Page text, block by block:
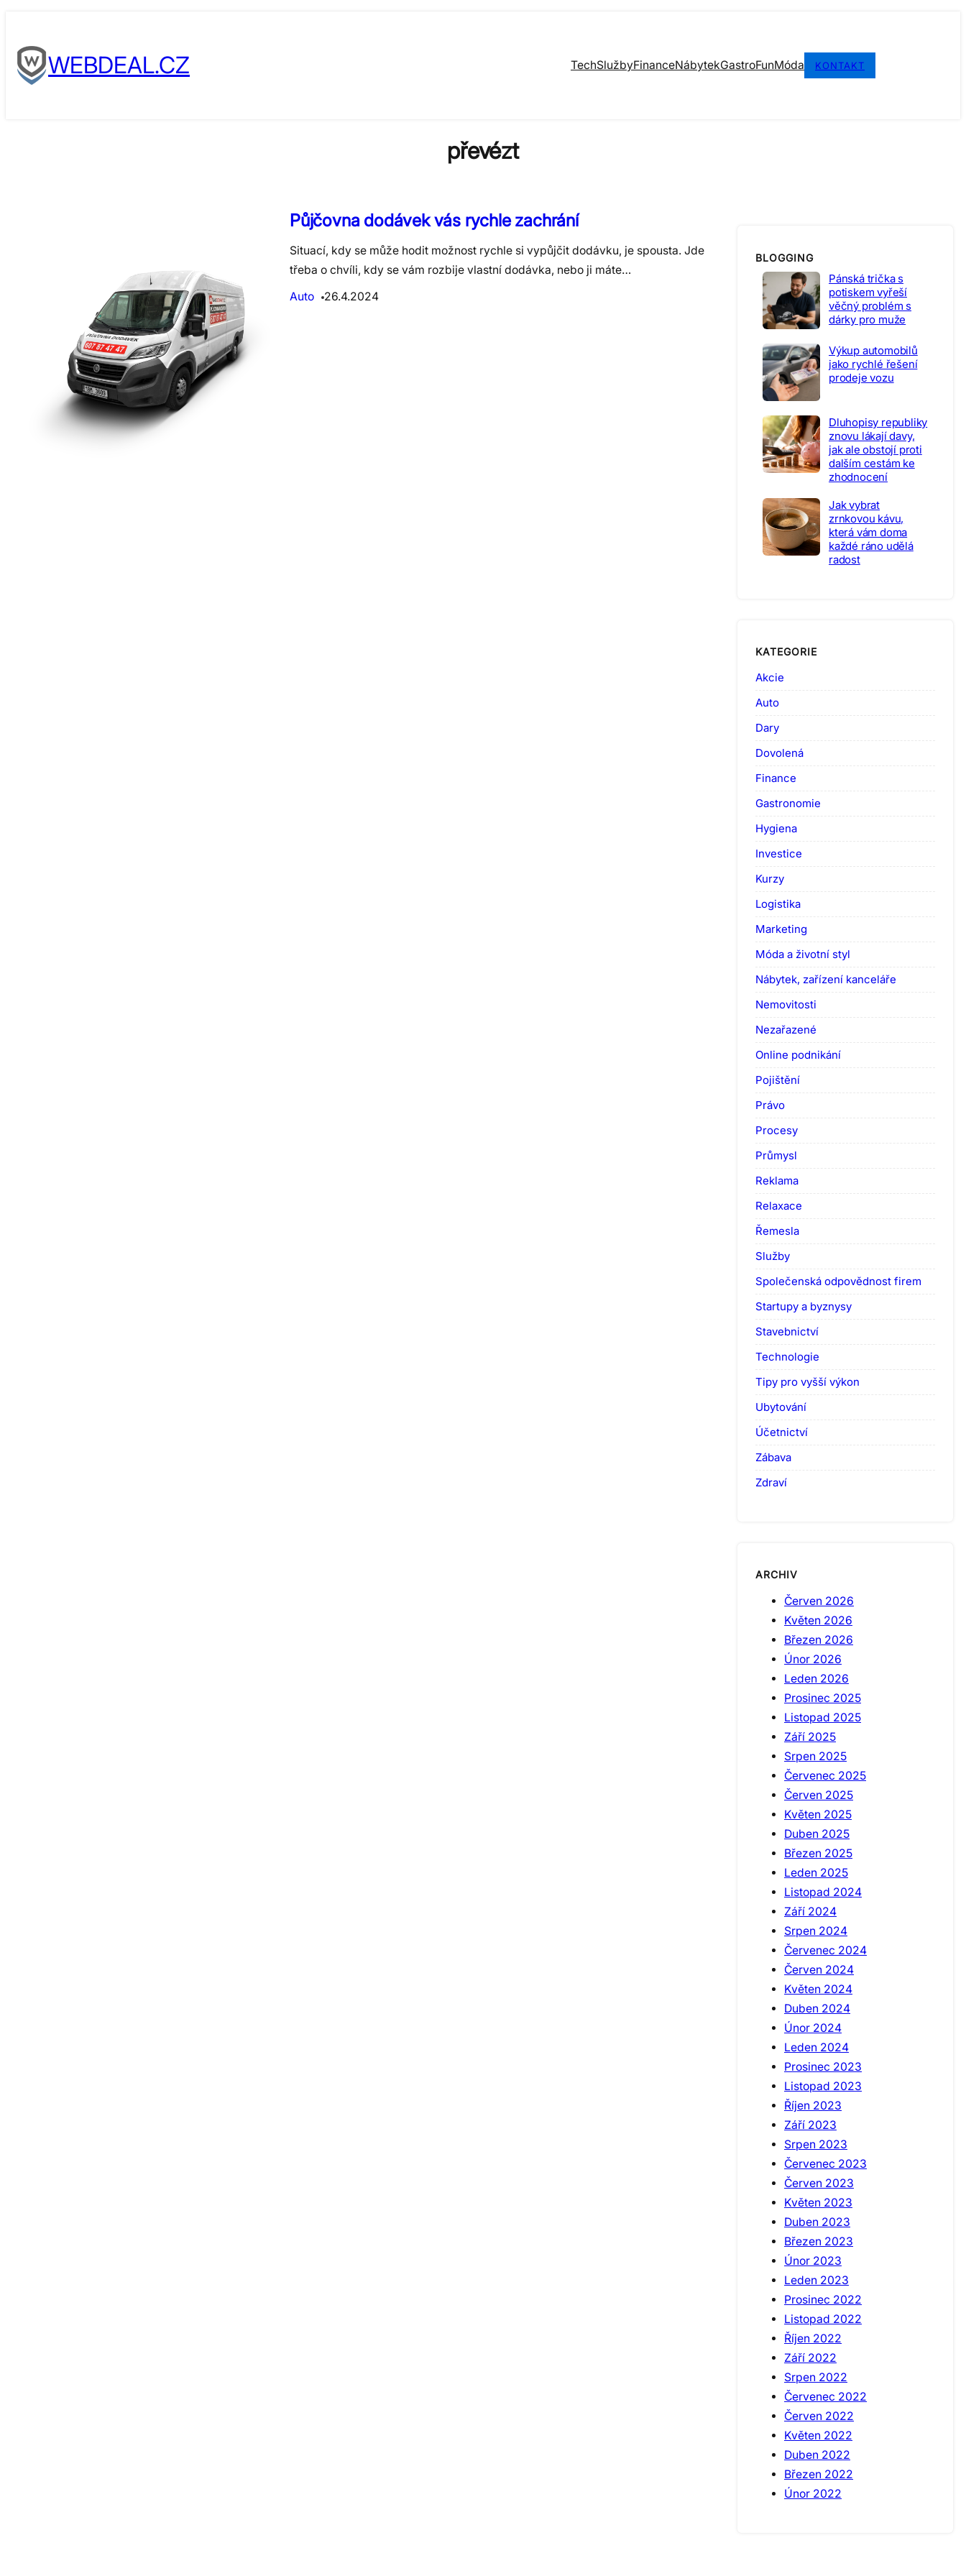
contentWEBDEAL.CZ TechSlužbyFinanceNábytekGastroFunMóda KONTAKT
převézt
Půjčovna dodávek vás rychle zachrání
Situací, kdy se může hodit možnost rychle si vypůjčit dodávku, je spousta. Jde
třeba o chvíli, kdy se vám rozbije vlastní dodávka, nebo ji máte…
Auto
26.4.2024
BLOGGING
Pánská trička s
potiskem vyřeší
věčný problém s
dárky pro muže
Výkup automobilů
jako rychlé řešení
prodeje vozu
Dluhopisy republiky
znovu lákají davy,
jak ale obstojí proti
dalším cestám ke
zhodnocení
Jak vybrat
zrnkovou kávu,
která vám doma
každé ráno udělá
radost
KATEGORIE
Akcie
Auto
Dary
Dovolená
Finance
Gastronomie
Hygiena
Investice
Kurzy
Logistika
Marketing
Móda a životní styl
Nábytek, zařízení kanceláře
Nemovitosti
Nezařazené
Online podnikání
Pojištění
Právo
Procesy
Průmysl
Reklama
Relaxace
Řemesla
Služby
Společenská odpovědnost firem
Startupy a byznysy
Stavebnictví
Technologie
Tipy pro vyšší výkon
Ubytování
Účetnictví
Zábava
Zdraví
ARCHIV
Červen 2026
Květen 2026
Březen 2026
Únor 2026
Leden 2026
Prosinec 2025
Listopad 2025
Září 2025
Srpen 2025
Červenec 2025
Červen 2025
Květen 2025
Duben 2025
Březen 2025
Leden 2025
Listopad 2024
Září 2024
Srpen 2024
Červenec 2024
Červen 2024
Květen 2024
Duben 2024
Únor 2024
Leden 2024
Prosinec 2023
Listopad 2023
Říjen 2023
Září 2023
Srpen 2023
Červenec 2023
Červen 2023
Květen 2023
Duben 2023
Březen 2023
Únor 2023
Leden 2023
Prosinec 2022
Listopad 2022
Říjen 2022
Září 2022
Srpen 2022
Červenec 2022
Červen 2022
Květen 2022
Duben 2022
Březen 2022
Únor 2022